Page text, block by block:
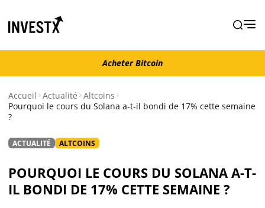
Acheter Bitcoin
Actualité Bitcoin
Actualité Ethereum
Acheter Bitcoin
Accueil Actualité Altcoins
Pourquoi le cours du Solana a-t-il bondi de 17% cette semaine
?
ACTUALITÉ ALTCOINS
POURQUOI LE COURS DU SOLANA A-T-
IL BONDI DE 17% CETTE SEMAINE ?